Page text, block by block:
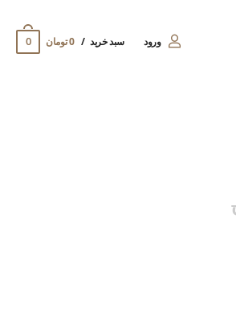
ورود سبد خرید 0 تومان 0